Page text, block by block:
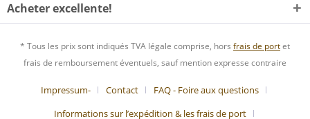
Acheter excellente!
* Tous les prix sont indiqués TVA légale comprise, hors frais de portet
frais de remboursement éventuels, sauf mention expresse contraire
Impressum- Contact
FAQ - Foire aux questions
Informations sur l’expédition & les frais de port